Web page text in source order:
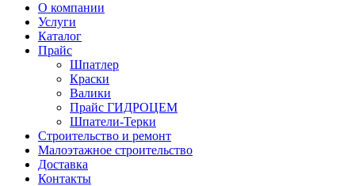
О компании
Услуги
Каталог
Прайс
Шпатлер
Краски
Валики
Прайс ГИДРОЦЕМ
Шпатели-Терки
Строительство и ремонт
Малоэтажное строительство
Доставка
Контакты